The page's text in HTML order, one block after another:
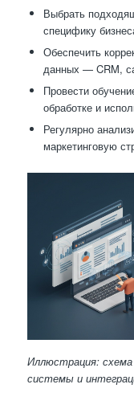
Выбрать
специфику
Обеспечить
данных — CRM,
Провести
обработке и
Регулярно
маркетинговую
Иллюстрация: схема
системы и